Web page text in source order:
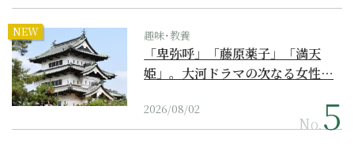
NEW 趣味･教養
「卑弥呼」「藤原薬子」「満天
姫」。大河ドラマの次なる女性…
2026/08/02
No.